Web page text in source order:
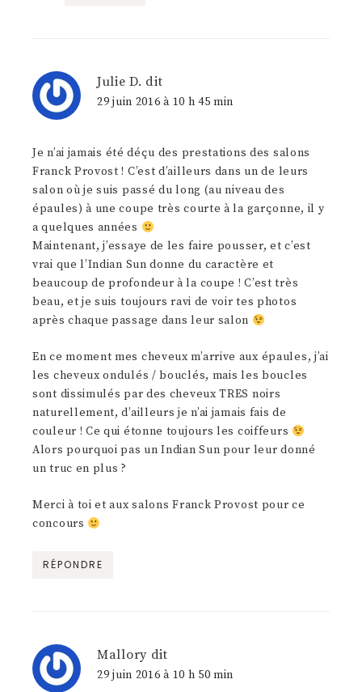
Julie D. dit
29 juin 2016 à 10 h 45 min
Je n’ai jamais été déçu des prestations des salons
Franck Provost ! C’est d’ailleurs dans un de leurs
salon où je suis passé du long (au niveau des
épaules) à une coupe très courte à la garçonne, il y
a quelques années
Maintenant, j’essaye de les faire pousser, et c’est
vrai que l’Indian Sun donne du caractère et
beaucoup de profondeur à la coupe ! C’est très
beau, et je suis toujours ravi de voir tes photos
après chaque passage dans leur salon
En ce moment mes cheveux m’arrive aux épaules, j’ai
les cheveux ondulés / bouclés, mais les boucles
sont dissimulés par des cheveux TRES noirs
naturellement, d’ailleurs je n’ai jamais fais de
couleur ! Ce qui étonne toujours les coiffeurs
Alors pourquoi pas un Indian Sun pour leur donné
un truc en plus ?
Merci à toi et aux salons Franck Provost pour ce
concours
RÉPONDRE
Mallory dit
29 juin 2016 à 10 h 50 min